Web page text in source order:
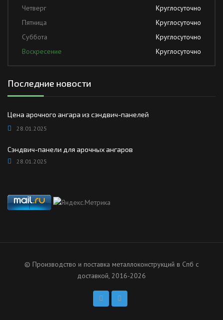
Четверг
Круглосуточно
Пятница
Круглосуточно
Суббота
Круглосуточно
Воскресение
Круглосуточно
Последние новости
Цена арочного ангара из сэндвич-панелей
28.01.2025
Сэндвич-панели для арочных ангаров
28.01.2025
© Производство и поставка металлоконструкций в Спб с
доставкой, 2016-2026